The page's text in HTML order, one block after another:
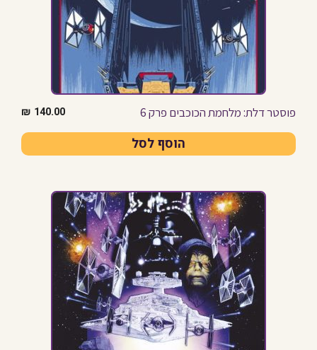
פוסטר דלת: מלחמת הכוכבים פרק 6 140.00
₪
הוסף לסל